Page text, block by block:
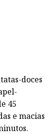
doces
45
e macias